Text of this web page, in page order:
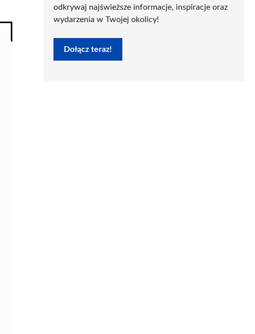
odkrywaj najświeższe informacje, inspiracje oraz
wydarzenia w Twojej okolicy!
Dołącz teraz!